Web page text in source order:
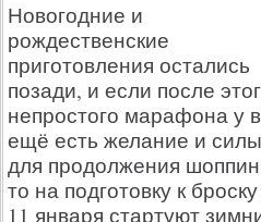
Новогодние и
рождественские
приготовления остались
позади, и если после
непростого марафона у
ещё есть желание и силы
для продолжения
то на подготовку к
11 января стартуют